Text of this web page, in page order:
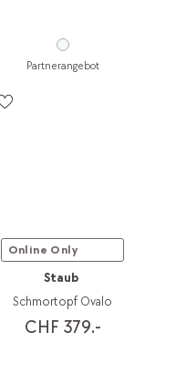
Partnerangebot
Online Only
Staub
Schmortopf Ovalo
CHF 379.-